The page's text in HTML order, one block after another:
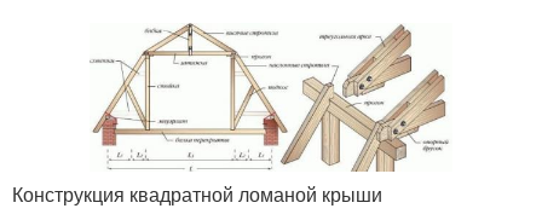
Конструкция квадратной ломаной крыши